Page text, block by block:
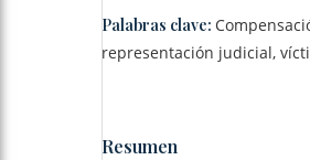
Palabras clave:
representación judicial,
Resumen